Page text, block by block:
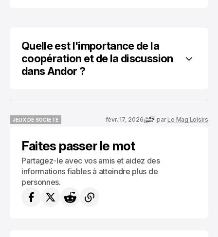
Quelle est l'importance de la
coopération et de la discussion
dans Andor ?
JEUX DE SOCIÉTÉ
févr. 17, 2026 parLe Mag Loisirs
Faites passer le mot
Partagez-le avec vos amis et aidez des
informations fiables à atteindre plus de
personnes.